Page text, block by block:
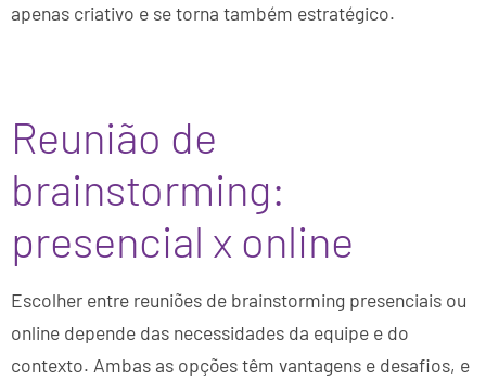
apenas criativo e se torna também estratégico.
Reunião de
brainstorming:
presencial x online
Escolher entre reuniões de brainstorming presenciais ou
online depende das necessidades da equipe e do
contexto. Ambas as opções têm vantagens e desafios, e